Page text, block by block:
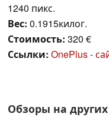
1240 пикс.
Вес: 0.1915килог.
Стоимость: 320 €
Ссылки: OnePlus -
Обзоры на